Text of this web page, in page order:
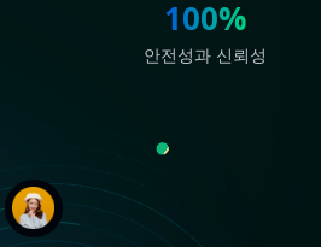
빠른 업스케일링
100%